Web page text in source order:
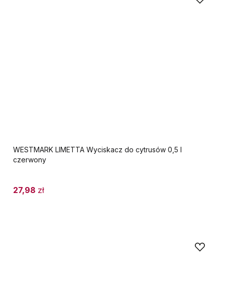
WESTMARK LIMETTA Wyciskacz do cytrusów 0,5 l
czerwony
27,98 zł